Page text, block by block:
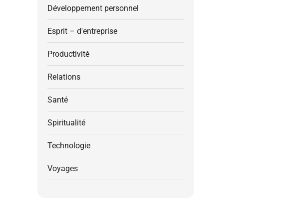
Développement personnel
Esprit – d'entreprise
Productivité
Relations
Santé
Spiritualité
Technologie
Voyages